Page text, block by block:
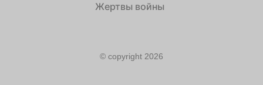
Жертвы войны
© copyright 2026